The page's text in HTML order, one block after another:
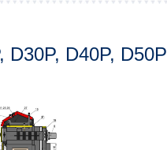
D30P, D40P, D50P